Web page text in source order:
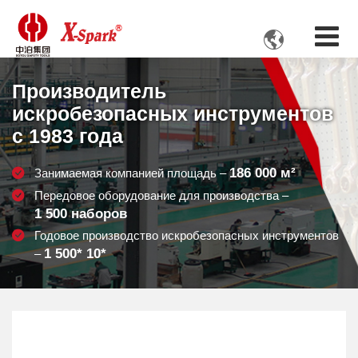

Производитель
искробезопасных инструментов
с 1983 года
Занимаемая компанией площадь –186 000м²
Передовое оборудование для производства –
1 500наборов
Годовое производство искробезопасных инструментов
– 1 500* 10*